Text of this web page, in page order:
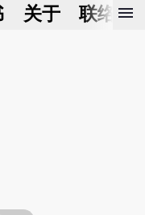
关于 联络我
menu